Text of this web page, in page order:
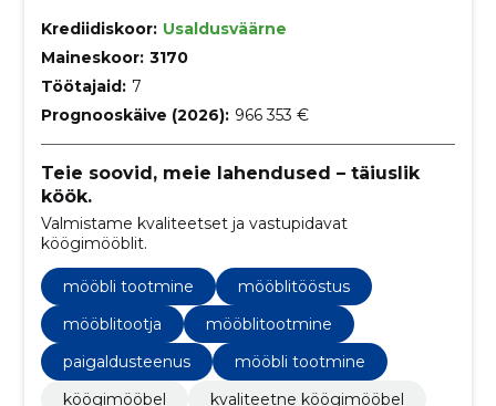
Krediidiskoor: Usaldusväärne
Maineskoor: 3170
Töötajaid: 7
Prognooskäive (2026): 966 353 €
Teie soovid, meie lahendused – täiuslik
köök.
Valmistame kvaliteetset ja vastupidavat
köögimööblit.
mööbli tootmine
mööblitööstus
mööblitootja
mööblitootmine
paigaldusteenus
mööbli tootmine
köögimööbel
kvaliteetne köögimööbel